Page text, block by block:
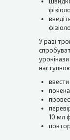
У разі
10 мл